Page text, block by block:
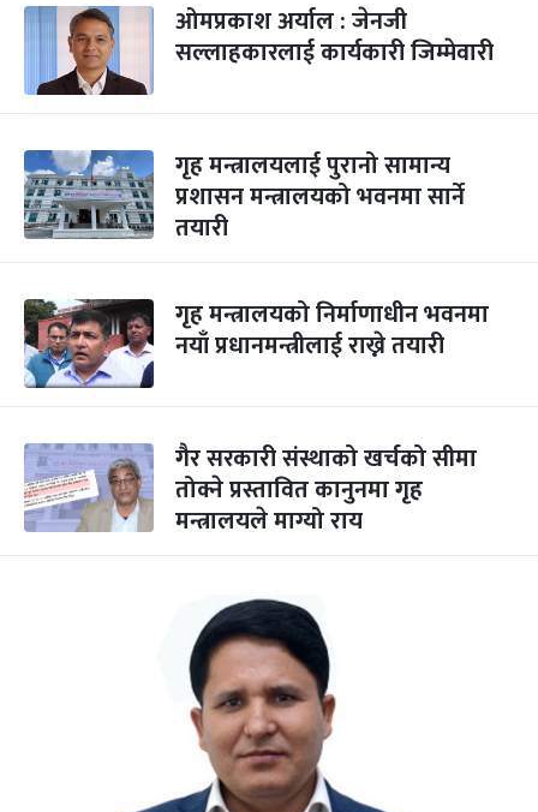
ओमप्रकाश अर्याल : जेनजी
सल्लाहकारलाई कार्यकारी जिम्मेवारी
गृह मन्त्रालयलाई पुरानो सामान्य
प्रशासन मन्त्रालयको भवनमा सार्ने
तयारी
गृह मन्त्रालयको निर्माणाधीन भवनमा
नयाँ प्रधानमन्त्रीलाई राख्ने तयारी
गैर सरकारी संस्थाको खर्चको सीमा
तोक्ने प्रस्तावित कानुनमा गृह
मन्त्रालयले माग्यो राय